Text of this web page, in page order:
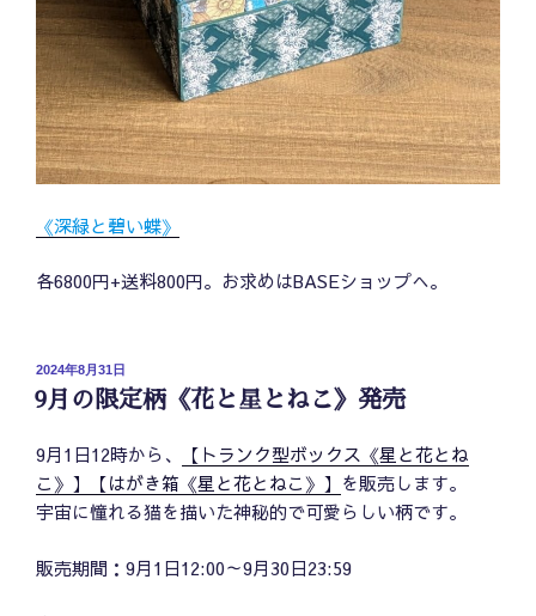
《深緑と碧い蝶》
各6800円+送料800円。お求めはBASEショップへ。
投
稿
日:
2024年8月31日
9月の限定柄《花と星とねこ》発売
9月1日12時から、
【トランク型ボックス《星と花とね
こ》】
【はがき箱《星と花とねこ》】 を販売します。
宇宙に憧れる猫を描いた神秘的で可愛らしい柄です。
販売期間：9月1日12:00～9月30日23:59